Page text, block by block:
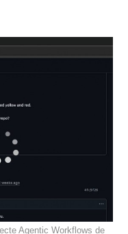
Agentic Workflows de